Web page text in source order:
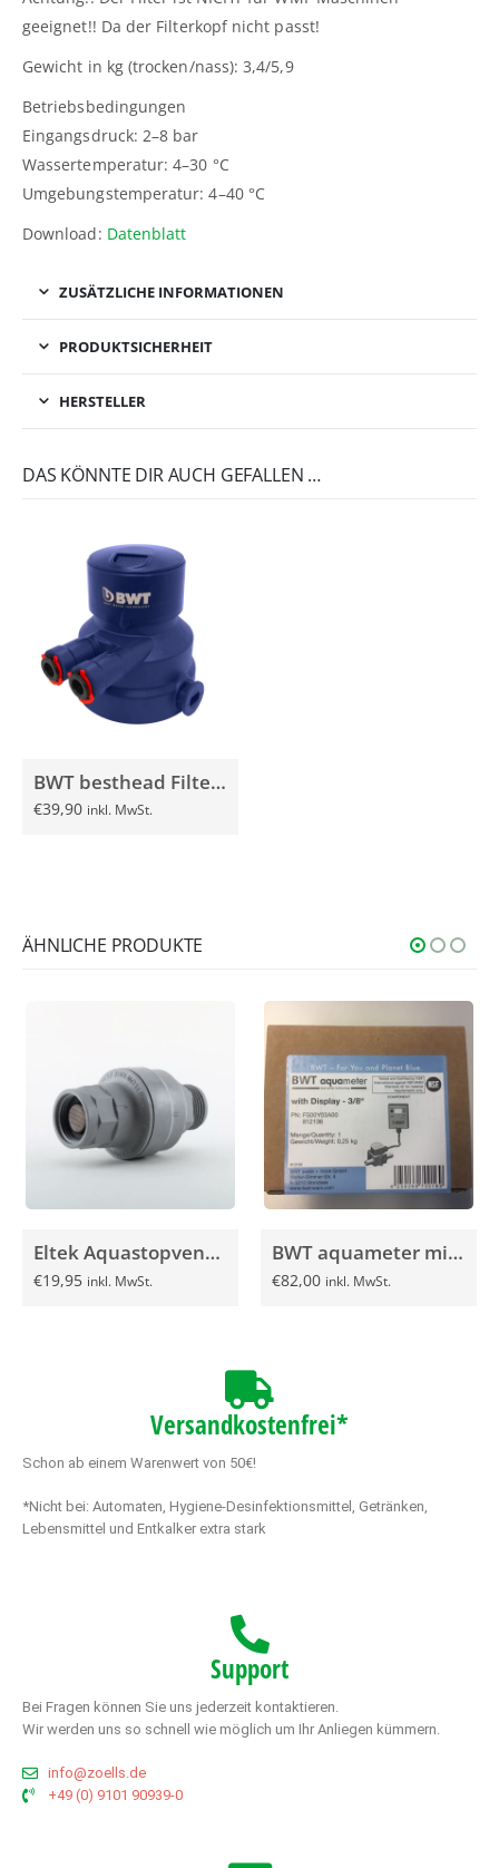
geeignet!! Da der Filterkopf nicht passt!
Gewicht in kg (trocken/nass): 3,4/5,9
Betriebsbedingungen
Eingangsdruck: 2–8 bar
Wassertemperatur: 4–30 °C
Umgebungstemperatur: 4–40 °C
Download: Datenblatt
ZUSÄTZLICHE INFORMATIONEN
PRODUKTSICHERHEIT
HERSTELLER
DAS KÖNNTE DIR AUCH GEFALLEN …
BWT besthead Filterkopf ø 8mm
€39,90 inkl. MwSt.
ÄHNLICHE PRODUKTE
Eltek Aquastopventil Wasserstop
€19,95 inkl. MwSt.
BWT aquameter mit LCD Display G3/8″
€82,00 inkl. MwSt.
Versandkostenfrei*
Schon ab einem Warenwert von 50€!
*Nicht bei: Automaten, Hygiene-Desinfektionsmittel, Getränken,
Lebensmittel und Entkalker extra stark
Support
Bei Fragen können Sie uns jederzeit kontaktieren.
Wir werden uns so schnell wie möglich um Ihr Anliegen kümmern.
info@zoells.de
+49 (0) 9101 90939-0